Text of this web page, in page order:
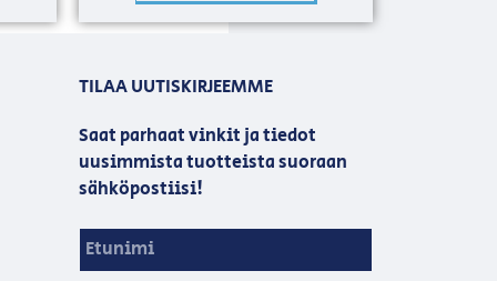
TILAA UUTISKIRJEEMME
Saat parhaat vinkit ja tiedot
uusimmista tuotteista suoraan
sähköpostiisi!